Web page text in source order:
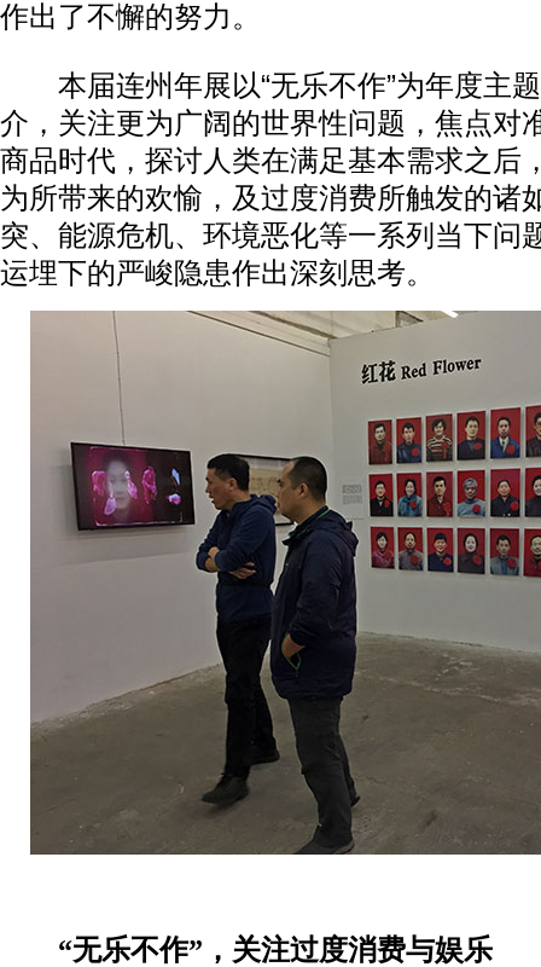
作出了不懈的努力。
本届连州年展以“无乐不作”为年度主
介，关注更为广阔的世界性问题，焦点对
商品时代，探讨人类在满足基本需求之后
为所带来的欢愉，及过度消费所触发的诸
突、能源危机、环境恶化等一系列当下问
运埋下的严峻隐患作出深刻思考。
“无乐不作”，关注过度消费与娱乐